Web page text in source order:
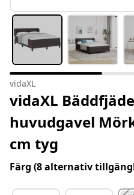
vidaXL
vidaXL
huvudgavel
cm tyg
Färg (8 alternativ